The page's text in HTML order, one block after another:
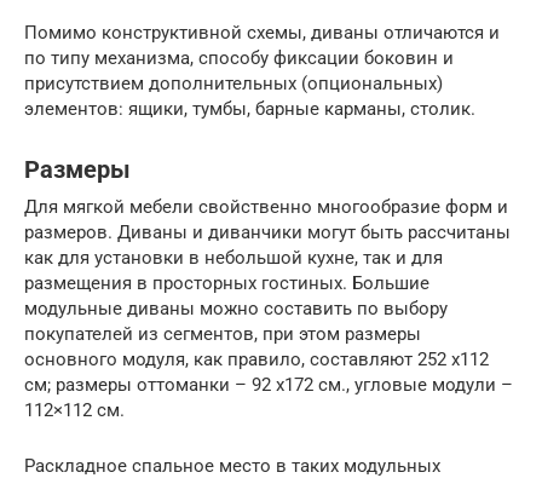
Помимо конструктивной схемы, диваны отличаются и
по типу механизма, способу фиксации боковин и
присутствием дополнительных (опциональных)
элементов: ящики, тумбы, барные карманы, столик.
Размеры
Для мягкой мебели свойственно многообразие форм и
размеров. Диваны и диванчики могут быть рассчитаны
как для установки в небольшой кухне, так и для
размещения в просторных гостиных. Большие
модульные диваны можно составить по выбору
покупателей из сегментов, при этом размеры
основного модуля, как правило, составляют 252 x112
см; размеры оттоманки – 92 x172 см., угловые модули –
112×112 см.
Раскладное спальное место в таких модульных